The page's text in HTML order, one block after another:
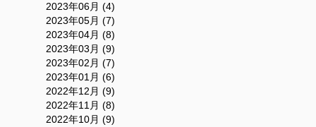
2023年06月 (4)
2023年05月 (7)
2023年04月 (8)
2023年03月 (9)
2023年02月 (7)
2023年01月 (6)
2022年12月 (9)
2022年11月 (8)
2022年10月 (9)